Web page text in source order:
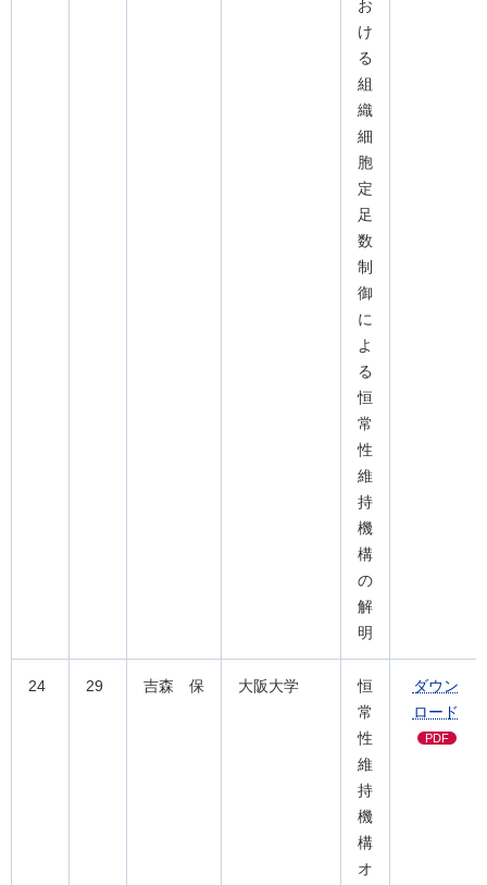
お
け
る
組
織
細
胞
定
足
数
制
御
に
よ
る
恒
常
性
維
持
機
構
の
解
明
24 29 吉森 保 大阪大学
恒
常
性
維
持
機
構
オ
ダウン
ロード
PDF